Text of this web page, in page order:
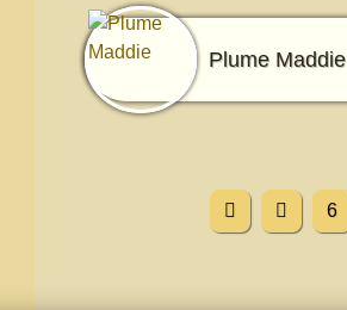
Plume Maddie
6